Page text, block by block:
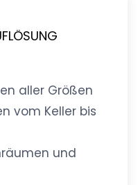
aller Größen
vom Keller bis
und